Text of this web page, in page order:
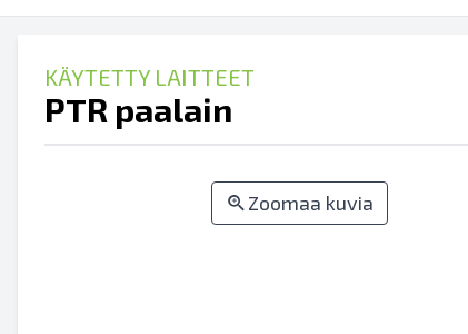
KÄYTETTY LAITTEET
PTR paalain
Zoomaa kuvia